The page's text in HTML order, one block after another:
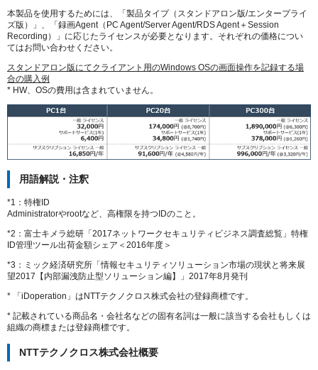
本製品を使用するためには、「製品タイプ（スタンドアロン版/エンタープライ
ズ版）」、「録画Agent（PC Agent/Server Agent/RDS Agent＋Session
Recording）」に応じたライセンスが必要となります。それぞれの価格につい
てはお問い合わせください。
スタンドアロン版にてクライアント用のWindows OSの画面操作を記録する場
合の購入例
* HW、OSの費用は含まれていません。
用語解説・注釈
*1：特権ID
Administratorやrootなど、高権限を持つIDのこと。
*2：富士キメラ総研「2017ネットワークセキュリティビジネス調査総覧」特権
ID管理ツール出荷金額シェア＜2016年度＞
*3：ミック経済研究所「情報セキュリティソリューション市場の現状と将来展
望2017【内部漏洩防止型ソリューション編】」2017年8月発刊
* 「iDoperation」はNTTテクノクロス株式会社の登録商標です。
* 記載されている商品名・会社名などの固有名詞は一般に該当する会社もしくは
組織の商標または登録商標です。
NTTテクノクロス株式会社概要